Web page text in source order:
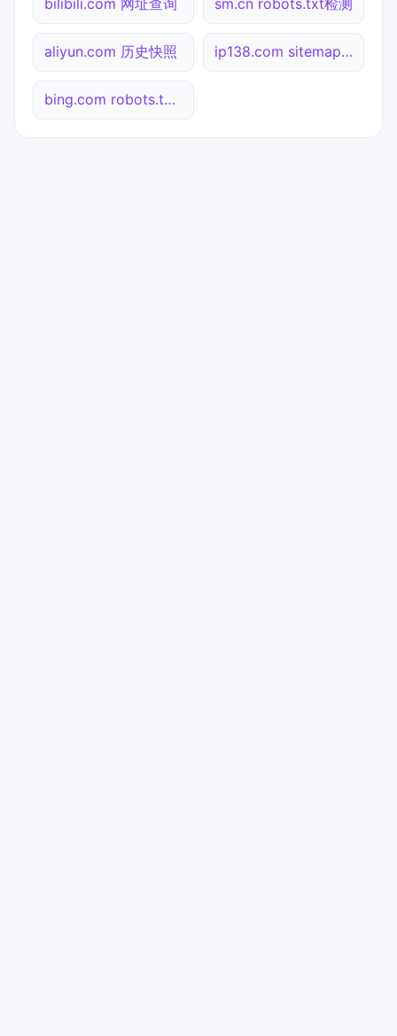
bilibili.com 网址查询 sm.cn robots.txt检测
aliyun.com 历史快照 ip138.com sitemap.xml检测
bing.com robots.txt检测